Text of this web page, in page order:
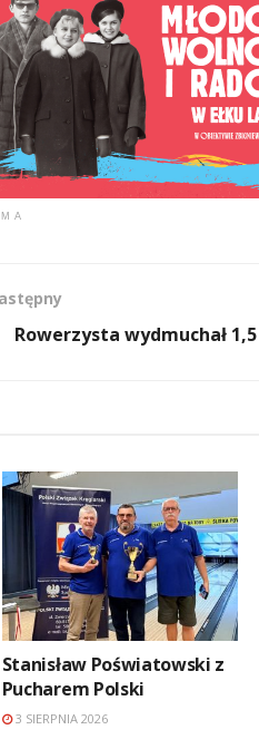
Rowerzysta wydmuchał
Stanisław Poświatowski z
Pucharem Polski
3 SIERPNIA 2026